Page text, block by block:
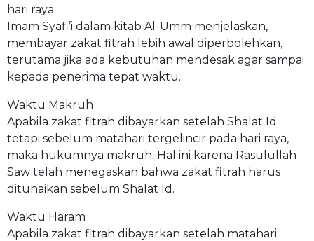
hari raya.
Imam Syafi’i dalam kitab Al-Umm menjelaskan,
membayar zakat fitrah lebih awal diperbolehkan,
terutama jika ada kebutuhan mendesak agar sampai
kepada penerima tepat waktu.
Waktu Makruh
Apabila zakat fitrah dibayarkan setelah Shalat Id
tetapi sebelum matahari tergelincir pada hari raya,
maka hukumnya makruh. Hal ini karena Rasulullah
Saw telah menegaskan bahwa zakat fitrah harus
ditunaikan sebelum Shalat Id.
Waktu Haram
Apabila zakat fitrah dibayarkan setelah matahari